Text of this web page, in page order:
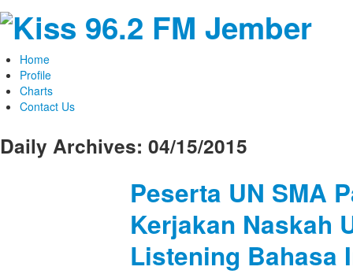
Home
Profile
Charts
Contact Us
Daily Archives: 04/15/2015
Peserta UN SMA
Kerjakan Naskah
Listening Bahasa